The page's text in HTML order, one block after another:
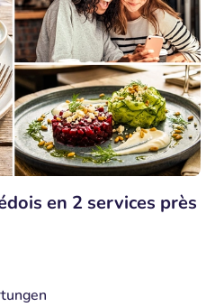
en 2 services près